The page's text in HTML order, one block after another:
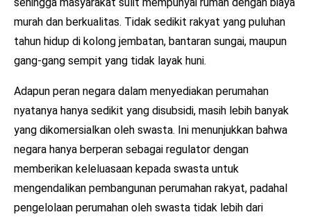
murah dan berkualitas. Tidak sedikit rakyat yang puluhan
tahun hidup di kolong jembatan, bantaran sungai, maupun
gang-gang sempit yang tidak layak huni.
Adapun peran negara dalam menyediakan perumahan
nyatanya hanya sedikit yang disubsidi, masih lebih banyak
yang dikomersialkan oleh swasta. Ini menunjukkan bahwa
negara hanya berperan sebagai regulator dengan
memberikan keleluasaan kepada swasta untuk
mengendalikan pembangunan perumahan rakyat, padahal
pengelolaan perumahan oleh swasta tidak lebih dari